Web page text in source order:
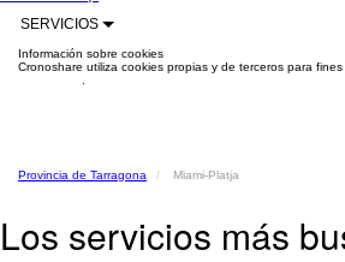
SERVICIOS
Información sobre cookies
Cronoshare utiliza cookies propias y de terceros para
Provincia de Tarragona Miami-Platja
Los servicios más